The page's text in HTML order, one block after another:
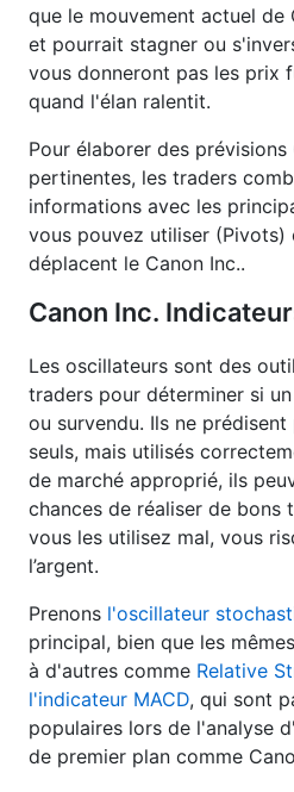
que le mouvement actuel de
et pourrait stagner ou
vous donneront pas les prix
quand l'élan ralentit.
Pour élaborer des prévisions
pertinentes, les traders
informations avec les
vous pouvez utiliser (Pivots)
déplacent le Canon Inc..
Canon Inc.
Les oscillateurs sont des
traders pour déterminer si
ou survendu. Ils ne
seuls, mais utilisés
de marché approprié, ils
chances de réaliser de bons
vous les utilisez mal, vous
l’argent.
Prenons l'oscillateur
principal, bien que les
à d'autres comme Relative
l'indicateur MACD, qui sont
populaires lors de l'analyse
de premier plan comme